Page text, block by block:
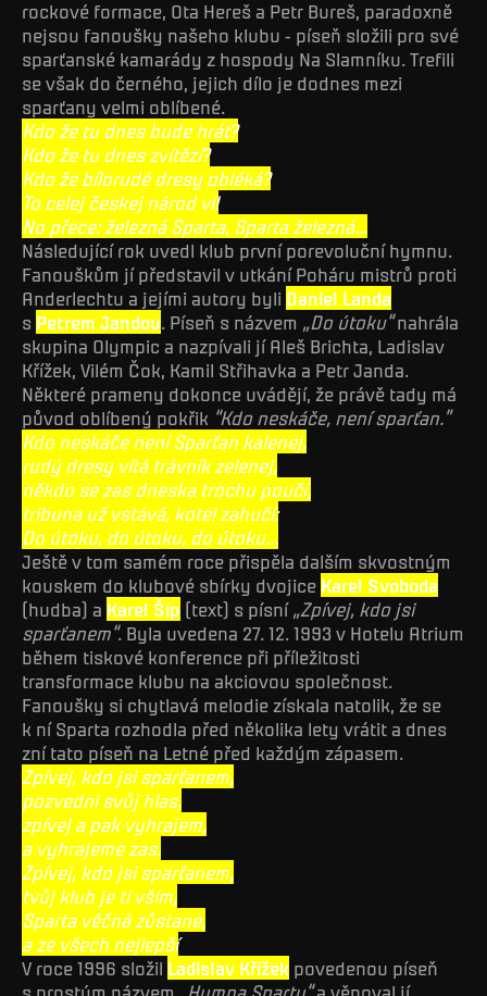
rockové formace, Ota Hereš a Petr Bureš, paradoxně
nejsou fanoušky našeho klubu - píseň složili pro své
sparťanské kamarády z hospody Na Slamníku. Trefili
se však do černého, jejich dílo je dodnes mezi
sparťany velmi oblíbené.
Kdo že tu dnes bude hrát?
Kdo že tu dnes zvítězí?
Kdo že bílorudé dresy obléká?
To celej českej národ ví!
No přece: železná Sparta, Sparta železná...
Následující rok uvedl klub první porevoluční hymnu.
Fanouškům jí představil v utkání Poháru mistrů proti
Anderlechtu a jejími autory byli Daniel Landa
s Petrem Jandou. Píseň s názvem „Do útoku“nahrála
skupina Olympic a nazpívali jí Aleš Brichta, Ladislav
Křížek, Vilém Čok, Kamil Střihavka a Petr Janda.
Některé prameny dokonce uvádějí, že právě tady má
původ oblíbený pokřik “Kdo neskáče, není sparťan.”
Kdo neskáče není Sparťan kalenej,
rudý dresy vítá trávník zelenej,
někdo se zas dneska trochu poučí,
tribuna už vstává, kotel zahučí:
Do útoku, do útoku, do útoku...
Ještě v tom samém roce přispěla dalším skvostným
kouskem do klubové sbírky dvojice Karel Svoboda
(hudba) a Karel Šíp (text) s písní„Zpívej, kdo jsi
sparťanem“. Byla uvedena 27. 12. 1993 v Hotelu Atrium
během tiskové konference při příležitosti
transformace klubu na akciovou společnost.
Fanoušky si chytlavá melodie získala natolik, že se
k ní Sparta rozhodla před několika lety vrátit a dnes
zní tato píseň na Letné před každým zápasem.
Zpívej, kdo jsi sparťanem,
pozvedni svůj hlas,
zpívej a pak vyhrajem,
a vyhrajeme zas.
Zpívej, kdo jsi sparťanem,
tvůj klub je ti vším,
Sparta věčná zůstane,
a ze všech nejlepší
V roce 1996 složil Ladislav Křížek povedenou píseň